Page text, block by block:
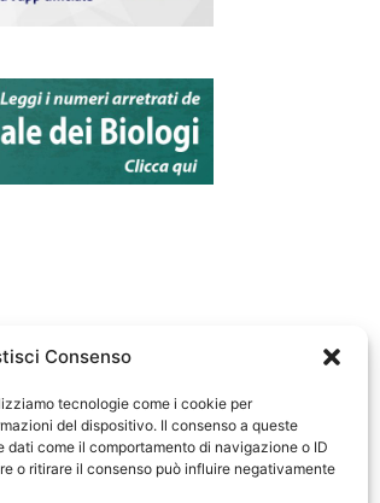
Consenso
tecnologie come i cookie per
del dispositivo. Il consenso a queste
come il comportamento di navigazione o ID
o ritirare il consenso può influire negativamente